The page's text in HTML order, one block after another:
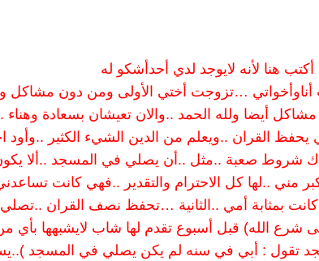
هنا لأنه لايوجد لدي أحدأشكو له
أناوأخواتي …تزوجت أختي الأولى ومن دون
أيضا ولله الحمد ..والان تعيشان بسعادة
القران ..ويعلم من الدين الشيء الكثير ..وأود
شروط صعبة ..مثل ..أن يصلي في المسجد ..ألا
مني ..لها كل الاحترام والتقدير ..فهي كانت
بمثابة أمي ..الثانية …تحفظ نصف القران
شرع الله) قبل أسبوع تقدم لها شاب لايشبهها بأي
تقول : أبي في سنه لم يكن يصلي في المسجد